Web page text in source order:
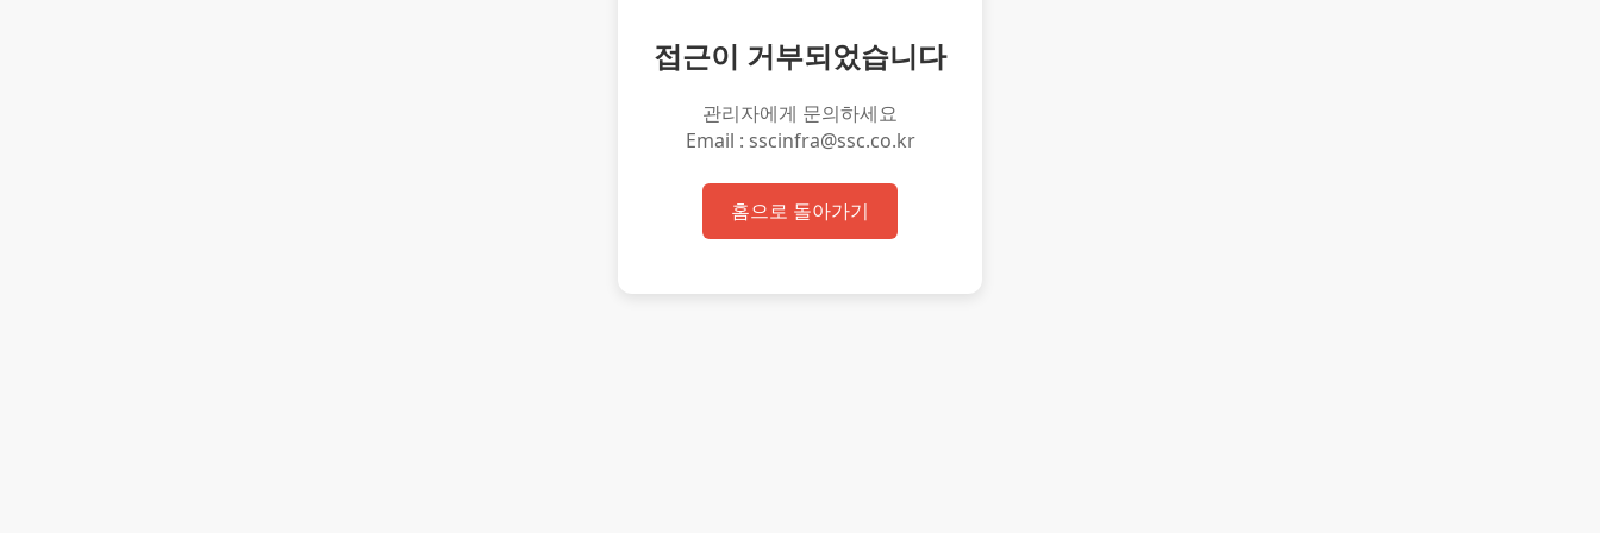
접근이 거부되었습니다
관리자에게 문의하세요
Email : sscinfra@ssc.co.kr
홈으로 돌아가기